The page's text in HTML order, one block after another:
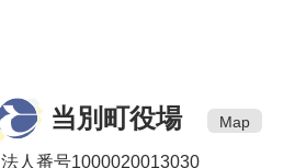
当別町役場 Map
法人番号1000020013030